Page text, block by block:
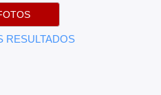
RESULTADOS